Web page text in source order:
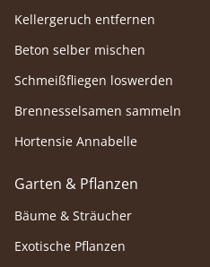
Kellergeruch entfernen
Beton selber mischen
Schmeißfliegen loswerden
Brennesselsamen sammeln
Hortensie Annabelle
Garten & Pflanzen
Bäume & Sträucher
Exotische Pflanzen